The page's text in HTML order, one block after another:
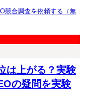
競合調査を依頼する（無
は上がる？実験
の疑問を実験